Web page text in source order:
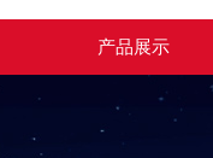
产品展示